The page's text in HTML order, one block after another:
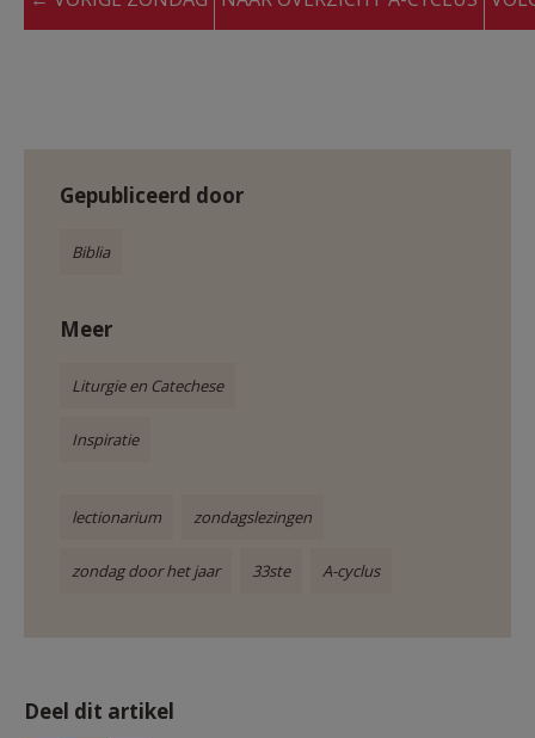
Gepubliceerd door
Biblia
Meer
Liturgie en Catechese
Inspiratie
lectionarium zondagslezingen
zondag door het jaar 33ste A-cyclus
Deel dit artikel